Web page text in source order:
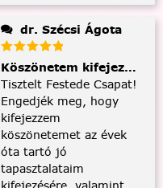
dr. Szécsi Ágota
Köszönetem kifejezése
Tisztelt Festede Csapat!
Engedjék meg, hogy
kifejezzem
köszönetemet az évek
óta tartó jó
tapasztalataim